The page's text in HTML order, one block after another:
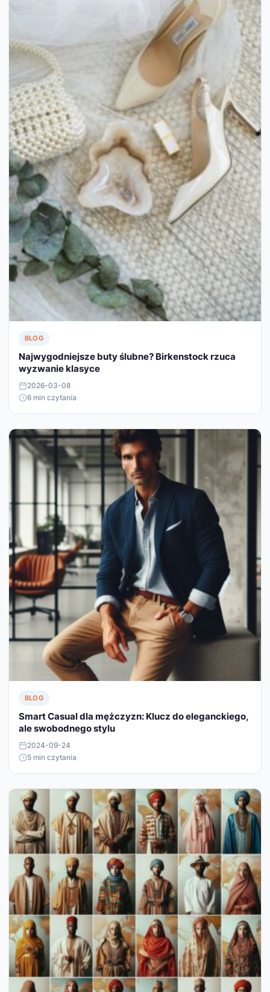
BLOG
Najwygodniejsze buty ślubne? Birkenstock rzuca
wyzwanie klasyce
2026-03-08
6 min czytania
BLOG
Smart Casual dla mężczyzn: Klucz do eleganckiego,
ale swobodnego stylu
2024-09-24
5 min czytania